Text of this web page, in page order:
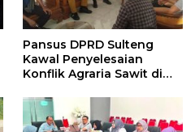
Pansus DPRD Sulteng
Kawal Penyelesaian
Konflik Agraria Sawit di